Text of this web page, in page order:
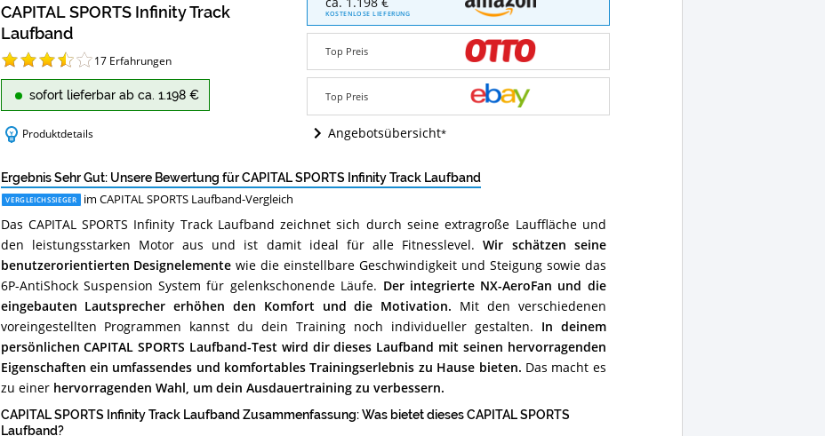
CAPITAL SPORTS Infinity Track
Laufband
sofort lieferbar ab ca. 1.198 €
CAPITAL
SPORTS
Track
Laufband
dieses
Laufband
ca. 1.198 €
KOSTENLOSE LIEFERUNG
Ergebnis Sehr Gut: Unsere Bewertung für CAPITAL SPORTS Infinity Track Laufband
Das CAPITAL SPORTS Infinity Track Laufband zeichnet sich durch seine extragroße Lauffläche und
den leistungsstarken Motor aus und ist damit ideal für alle Fitnesslevel.Wir schätzen seine
benutzerorientierten Designelementewie die einstellbare Geschwindigkeit und Steigung sowie das
6P-AntiShock Suspension System für gelenkschonende Läufe.Der integrierte NX-AeroFan und die
eingebauten Lautsprecher erhöhen den Komfort und die Motivation.Mit den verschiedenen
voreingestellten Programmen kannst du dein Training noch individueller gestalten.In deinem
persönlichen CAPITAL SPORTS Laufband-Test wird dir dieses Laufband mit seinen hervorragenden
Eigenschaften ein umfassendes und komfortables Trainingserlebnis zu Hause bieten.
CAPITAL SPORTS Infinity Track Laufband Zusammenfassung: Was bietet dieses CAPITAL SPORTS